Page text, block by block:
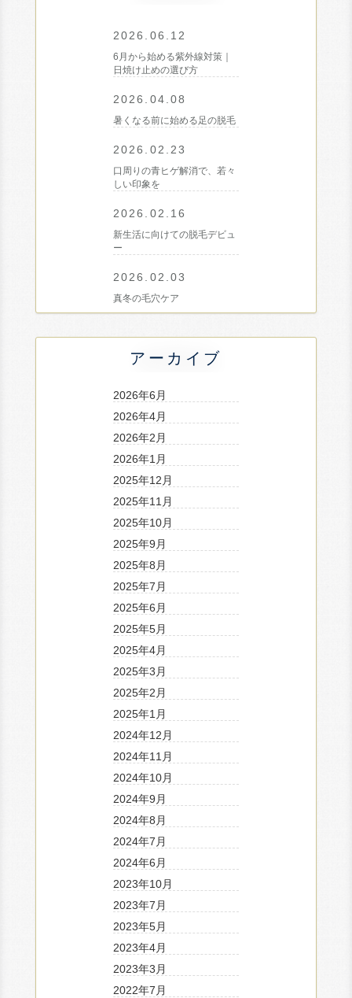
2026.06.12
6月から始める紫外線対策｜
日焼け止めの選び方
2026.04.08
暑くなる前に始める足の脱毛
2026.02.23
口周りの青ヒゲ解消で、若々
しい印象を
2026.02.16
新生活に向けての脱毛デビュ
ー
2026.02.03
真冬の毛穴ケア
アーカイブ
2026年6月
2026年4月
2026年2月
2026年1月
2025年12月
2025年11月
2025年10月
2025年9月
2025年8月
2025年7月
2025年6月
2025年5月
2025年4月
2025年3月
2025年2月
2025年1月
2024年12月
2024年11月
2024年10月
2024年9月
2024年8月
2024年7月
2024年6月
2023年10月
2023年7月
2023年5月
2023年4月
2023年3月
2022年7月